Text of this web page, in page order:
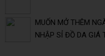
MUỐN MỞ THÊM
NHẬP SỈ ĐỒ DA GIÁ